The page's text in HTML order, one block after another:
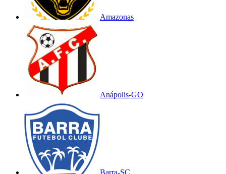
Amazonas
Anápolis-GO
Barra-SC